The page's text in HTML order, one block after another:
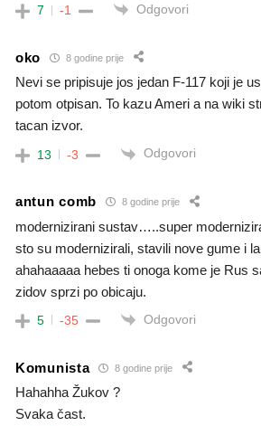
7 -1 Odgovori
oko 8 godine prije
Nevi se pripisuje jos jedan F-117 koji je
potom otpisan. To kazu Ameri a na wiki
tacan izvor.
13 -3 Odgovori
antun comb 8 godine prije
modernizirani sustav…..super
sto su modernizirali, stavili nove gume i
ahahaaaaa hebes ti onoga kome je Rus
zidov sprzi po obicaju.
5 -35 Odgovori
Komunista 8 godine prije
Hahahha Žukov ?
Svaka čast.